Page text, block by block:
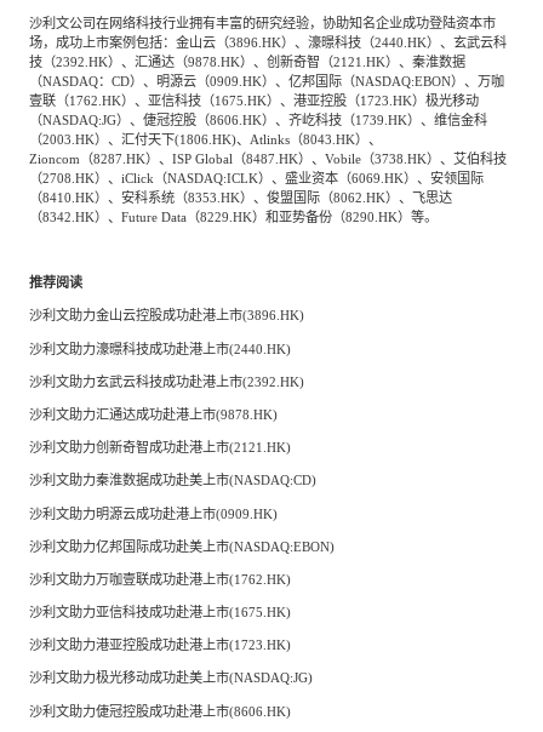
沙利文公司在网络科技行业拥有丰富的研究经验，协助知名企业成功登陆资本市
场，成功上市案例包括：金山云（3896.HK）、濠暻科技（2440.HK）、玄武云科
技（2392.HK）、汇通达（9878.HK）、创新奇智（2121.HK）、秦淮数据
（NASDAQ：CD）、明源云（0909.HK）、亿邦国际（NASDAQ:EBON）、万咖
壹联（1762.HK）、亚信科技（1675.HK）、港亚控股（1723.HK）极光移动
（NASDAQ:JG）、倢冠控股（8606.HK）、齐屹科技（1739.HK）、维信金科
（2003.HK）、汇付天下(1806.HK)、Atlinks（8043.HK）、
Zioncom（8287.HK）、ISP Global（8487.HK）、Vobile（3738.HK）、艾伯科技
（2708.HK）、iClick（NASDAQ:ICLK）、盛业资本（6069.HK）、安领国际
（8410.HK）、安科系统（8353.HK）、俊盟国际（8062.HK）、飞思达
（8342.HK）、Future Data（8229.HK）和亚势备份（8290.HK）等。
推荐阅读
沙利文助力金山云控股成功赴港上市(3896.HK)
沙利文助力濠暻科技成功赴港上市(2440.HK)
沙利文助力玄武云科技成功赴港上市(2392.HK)
沙利文助力汇通达成功赴港上市(9878.HK)
沙利文助力创新奇智成功赴港上市(2121.HK)
沙利文助力秦淮数据成功赴美上市(NASDAQ:CD)
沙利文助力明源云成功赴港上市(0909.HK)
沙利文助力亿邦国际成功赴美上市(NASDAQ:EBON)
沙利文助力万咖壹联成功赴港上市(1762.HK)
沙利文助力亚信科技成功赴港上市(1675.HK)
沙利文助力港亚控股成功赴港上市(1723.HK)
沙利文助力极光移动成功赴美上市(NASDAQ:JG)
沙利文助力倢冠控股成功赴港上市(8606.HK)